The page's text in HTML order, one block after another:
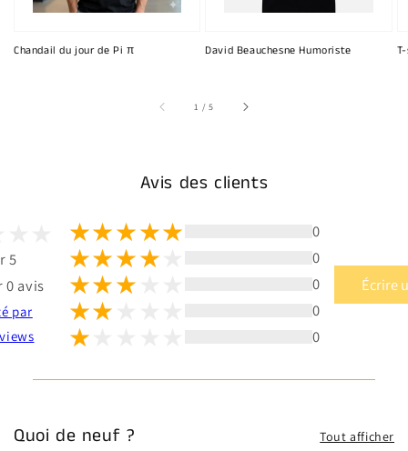
Chandail du jour de Pi π David Beauchesne Humoriste
1 /sur
5
Avis des clients
5
0 avis
par
0
0
0
0
0
Écrire
Quoi de neuf ? Tout afficher